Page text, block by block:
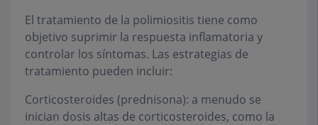
El tratamiento de la polimiositis tiene como
objetivo suprimir la respuesta inflamatoria y
controlar los síntomas. Las estrategias de
tratamiento pueden incluir:
Corticosteroides (prednisona): a menudo se
inician dosis altas de corticosteroides, como la